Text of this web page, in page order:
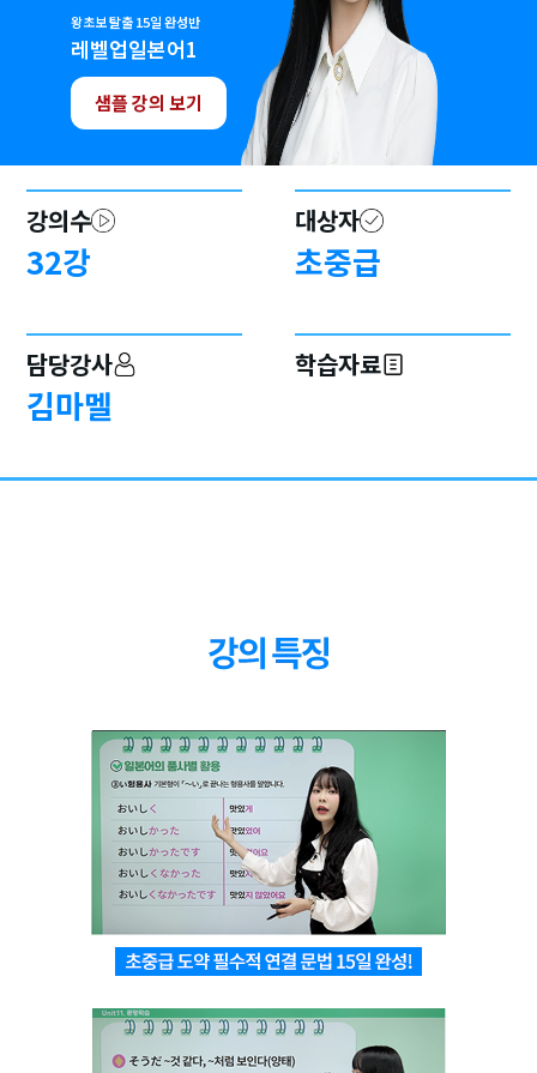
왕초보 탈출 15일 완성반
레벨업일본어1
샘플 강의 보기
강의수
32강
대상자
초중급
담당강사
김마멜
학습자료